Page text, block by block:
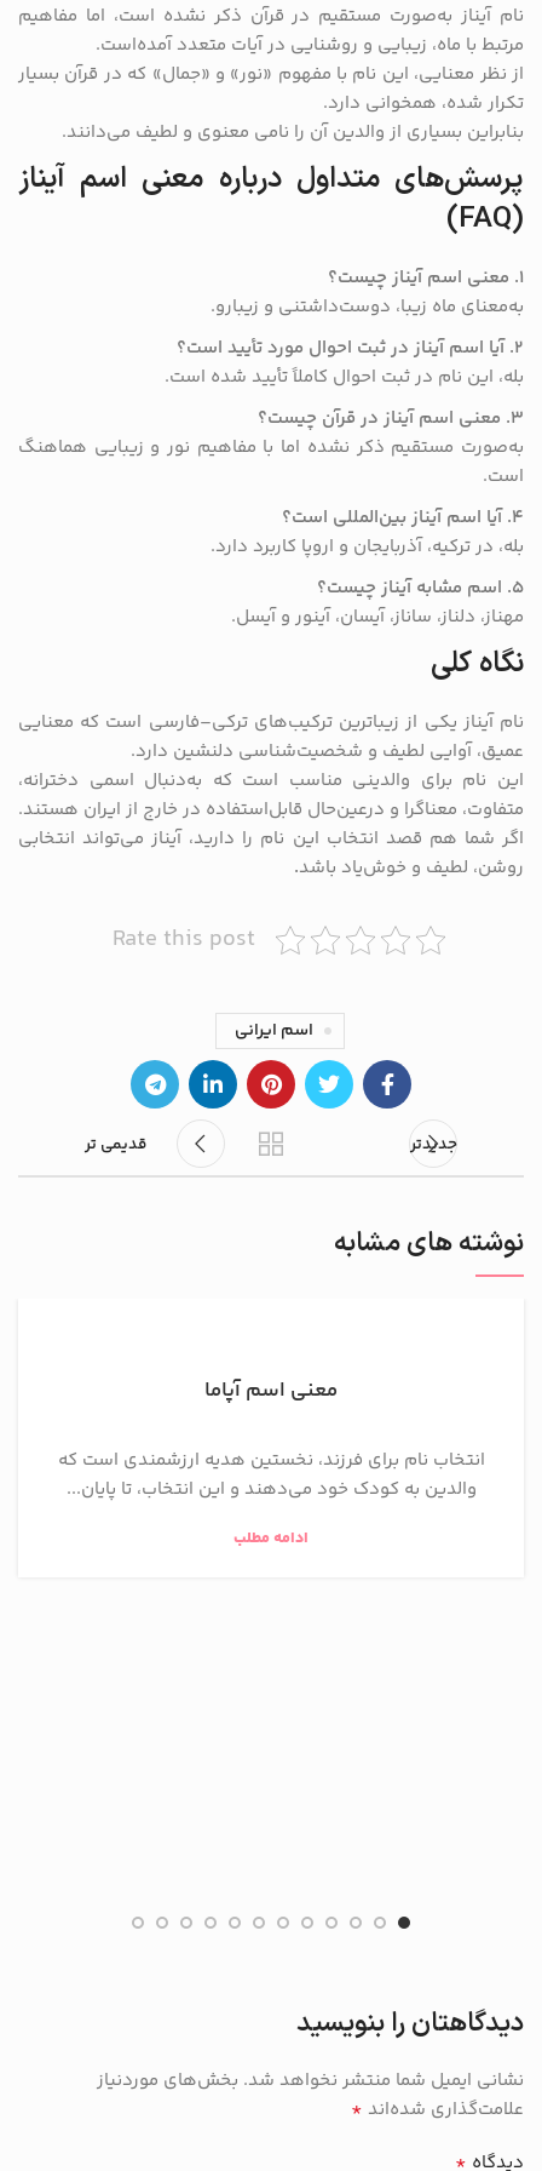
نام آیناز به‌صورت مستقیم در قرآن ذکر نشده است، اما مفاهیم
مرتبط با ماه، زیبایی و روشنایی در آیات متعدد آمده‌است.
از نظر معنایی، این نام با مفهوم «نور» و «جمال» که در قرآن بسیار
تکرار شده، همخوانی دارد.
بنابراین بسیاری از والدین آن را نامی معنوی و لطیف می‌دانند.
پرسش‌های متداول درباره معنی اسم آیناز
(FAQ)
۱. معنی اسم آیناز چیست؟
به‌معنای ماه زیبا، دوست‌داشتنی و زیبارو.
۲. آیا اسم آیناز در ثبت احوال مورد تأیید است؟
بله، این نام در ثبت احوال کاملاً تأیید شده است.
۳. معنی اسم آیناز در قرآن چیست؟
به‌صورت مستقیم ذکر نشده اما با مفاهیم نور و زیبایی هماهنگ
است.
۴. آیا اسم آیناز بین‌المللی است؟
بله، در ترکیه، آذربایجان و اروپا کاربرد دارد.
۵. اسم مشابه آیناز چیست؟
مهناز، دلناز، ساناز، آیسان، آینور و آیسل.
نگاه کلی
نام آیناز یکی از زیباترین ترکیب‌های ترکی–فارسی است که معنایی
عمیق، آوایی لطیف و شخصیت‌شناسی دلنشین دارد.
این نام برای والدینی مناسب است که به‌دنبال اسمی دخترانه،
متفاوت، معناگرا و درعین‌حال قابل‌استفاده در خارج از ایران هستند.
اگر شما هم قصد انتخاب این نام را دارید، آیناز می‌تواند انتخابی
روشن، لطیف و خوش‌یاد باشد.
Rate this post
اسم ایرانی
جدیدتر قدیمی تر
نوشته های مشابه
معنی اسم آپاما
انتخاب نام برای فرزند، نخستین هدیه ارزشمندی است که
والدین به کودک خود می‌دهند و این انتخاب، تا پایان...
ادامه مطلب
دیدگاهتان را بنویسید
نشانی ایمیل شما منتشر نخواهد شد. بخش‌های موردنیاز
علامت‌گذاری شده‌اند *
دیدگاه *